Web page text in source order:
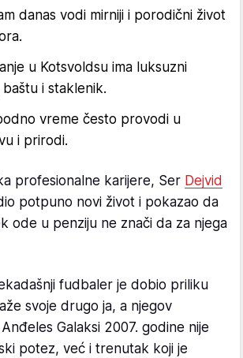
danas vodi mirniji i porodični život
u Kotsvoldsu ima luksuzni
baštu i staklenik.
vreme često provodi u
i prirodi.
profesionalne karijere, Ser Dejvid
potpuno novi život i pokazao da
ode u penziju ne znači da za njega
fudbaler je dobio priliku
svoje drugo ja, a njegov
Galaksi 2007. godine nije
potez, već i trenutak koji je